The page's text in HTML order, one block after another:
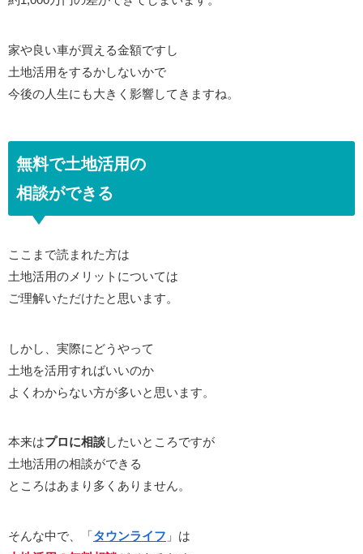
家や良い車が買える金額ですし
土地活用をするかしないかで
今後の人生にも大きく影響してきますね。
無料で土地活用の
相談ができる
ここまで読まれた方は
土地活用のメリットについては
ご理解いただけたと思います。
しかし、実際にどうやって
土地を活用すればいいのか
よくわからない方が多いと思います。
本来はプロに相談したいところですが
土地活用の相談ができる
ところはあまり多くありません。
そんな中で、「タウンライフ 」は